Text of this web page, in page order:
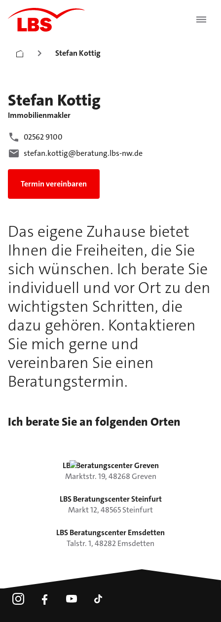
Stefan Kottig
Stefan Kottig
Immobilienmakler
02562 9100
stefan.kottig@beratung.lbs-nw.de
Termin vereinbaren
Das eigene Zuhause bietet
Ihnen die Freiheiten, die Sie
sich wünschen. Ich berate Sie
individuell und vor Ort zu den
wichtigsten Schritten, die
dazu gehören. Kontaktieren
Sie mich gerne und
vereinbaren Sie einen
Beratungstermin.
Ich berate Sie an folgenden Orten
LBS Beratungscenter Greven
Marktstr.19,48268Greven
LBS Beratungscenter Steinfurt
Markt12,48565Steinfurt
LBS Beratungscenter Emsdetten
Talstr.1,48282Emsdetten